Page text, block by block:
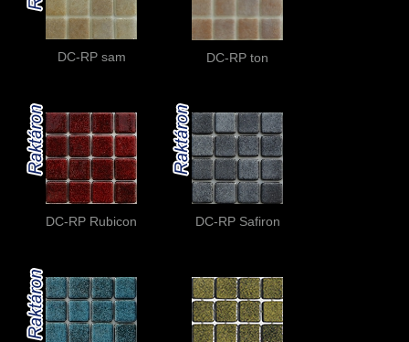
DC-RP sam DC-RP ton
DC-RP Rubicon DC-RP Safiron